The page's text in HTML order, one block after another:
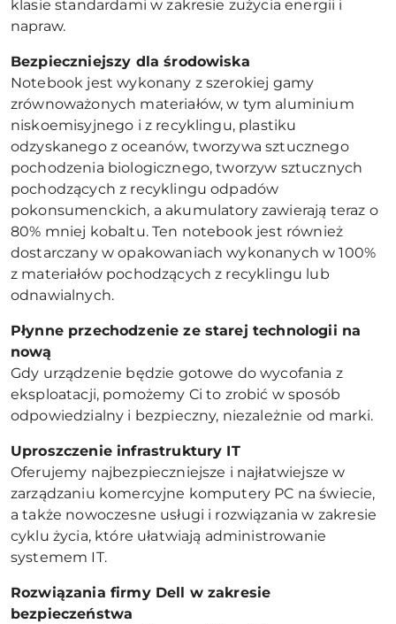
klasie standardami w zakresie zużycia energii i
napraw.
Bezpieczniejszy dla środowiska
Notebook jest wykonany z szerokiej gamy
zrównoważonych materiałów, w tym aluminium
niskoemisyjnego i z recyklingu, plastiku
odzyskanego z oceanów, tworzywa sztucznego
pochodzenia biologicznego, tworzyw sztucznych
pochodzących z recyklingu odpadów
pokonsumenckich, a akumulatory zawierają teraz o
80% mniej kobaltu. Ten notebook jest również
dostarczany w opakowaniach wykonanych w 100%
z materiałów pochodzących z recyklingu lub
odnawialnych.
Płynne przechodzenie ze starej technologii na
nową
Gdy urządzenie będzie gotowe do wycofania z
eksploatacji, pomożemy Ci to zrobić w sposób
odpowiedzialny i bezpieczny, niezależnie od marki.
Uproszczenie infrastruktury IT
Oferujemy najbezpieczniejsze i najłatwiejsze w
zarządzaniu komercyjne komputery PC na świecie,
a także nowoczesne usługi i rozwiązania w zakresie
cyklu życia, które ułatwiają administrowanie
systemem IT.
Rozwiązania firmy Dell w zakresie
bezpieczeństwa